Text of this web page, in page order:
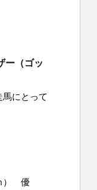
ー（ゴッ
にとって
） 優